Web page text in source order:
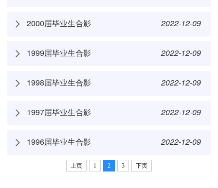
2022-12-09
2000届毕业生合影
2022-12-09
1999届毕业生合影
2022-12-09
1998届毕业生合影
2022-12-09
1997届毕业生合影
2022-12-09
1996届毕业生合影
上页 1 2 3 下页